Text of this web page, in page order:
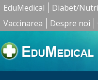
EduMedical Diabet/
Vaccinarea
Despre noi